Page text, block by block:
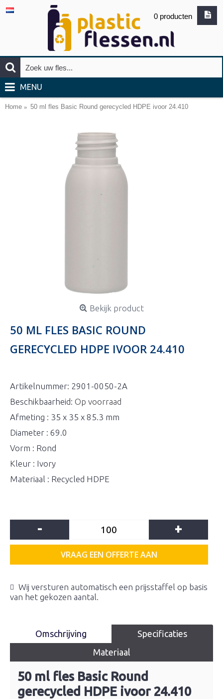
0 producten
MENU
Home 50 ml fles Basic Round gerecycled HDPE ivoor 24.410
Bekijk product
50 ML FLES BASIC ROUND
GERECYCLED HDPE IVOOR 24.410
Artikelnummer: 2901-0050-2A
Beschikbaarheid: Op voorraad
Afmeting : 35 x 35 x 85.3 mm
Diameter : 69.0
Vorm : Rond
Kleur : Ivory
Materiaal : Recycled HDPE
- +
VRAAG EEN OFFERTE AAN
Wij versturen automatisch een prijsstaffel op basis
van het gekozen aantal.
Omschrijving
Specificaties
Materiaal
50 ml fles Basic Round
gerecycled HDPE ivoor 24.410